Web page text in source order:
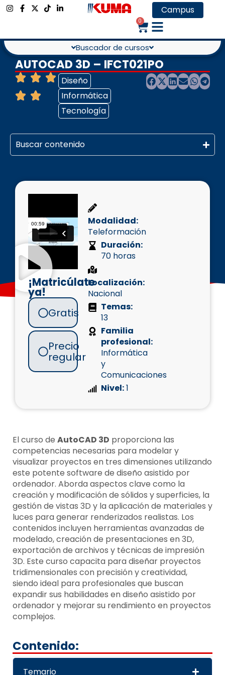
Campus
0
Buscador de cursos
AUTOCAD 3D – IFCT021PO
Diseño
Informática
Tecnología
Buscar contenido
¡Matricúlate
ya!
Gratis
Precio
regular
Modalidad:
Teleformación
Duración:
70 horas
Localización:
Nacional
Temas:
13
Familia
profesional:
Informática
y
Comunicaciones
Nivel:1
El curso de AutoCAD 3D proporciona las
competencias necesarias para modelar y
visualizar proyectos en tres dimensiones utilizando
este potente software de diseño asistido por
ordenador. Aborda aspectos clave como la
creación y modificación de sólidos y superficies, la
gestión de vistas 3D y la aplicación de materiales y
luces para generar renderizados realistas. Los
contenidos incluyen herramientas avanzadas de
modelado, creación de presentaciones en 3D,
exportación de archivos y técnicas de impresión
3D. Este curso capacita para diseñar proyectos
tridimensionales con precisión y creatividad,
siendo ideal para profesionales que buscan
expandir sus habilidades en diseño asistido por
ordenador y mejorar su rendimiento en proyectos
complejos.
Contenido:
Temario